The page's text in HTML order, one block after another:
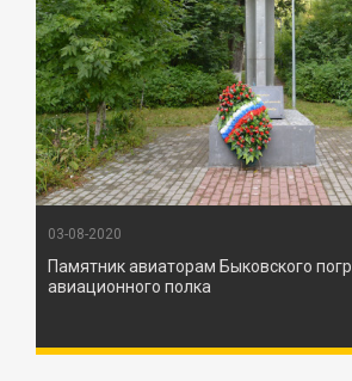
03-08-2020
Памятник авиаторам Быковского
авиационного полка